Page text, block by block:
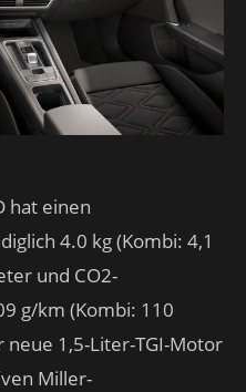
hat einen
4.0 kg (Kombi: 4,1
und CO2-
g/km (Kombi: 110
neue 1,5-Liter-TGI-Motor
Miller-